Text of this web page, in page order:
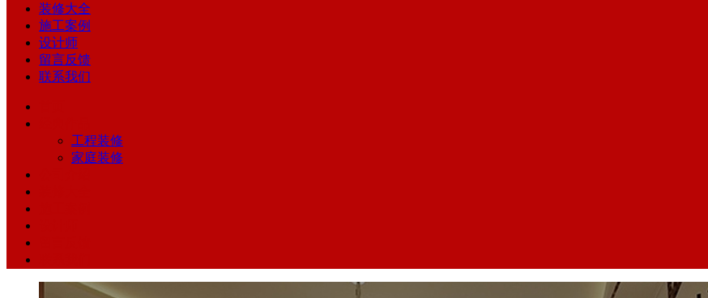
装修大全
施工案例
设计师
留言反馈
联系我们
工程装修
家庭装修